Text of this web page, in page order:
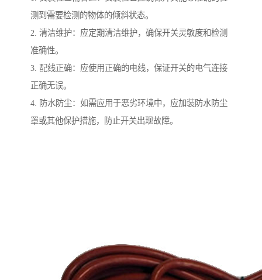
测到需要检测的物体的倾斜状态。
2. 清洁维护：应定期清洁维护，确保开关灵敏度和检测
准确性。
3. 配线正确：应使用正确的电线，保证开关的电气连接
正确无误。
4. 防水防尘：如需应用于恶劣环境中，应加装防水防尘
罩或其他保护措施，防止开关出现故障。